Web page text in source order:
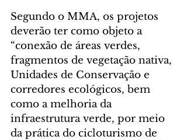
Segundo o MMA, os projetos
deverão ter como objeto a
“conexão de áreas verdes,
fragmentos de vegetação nativa,
Unidades de Conservação e
corredores ecológicos, bem
como a melhoria da
infraestrutura verde, por meio
da prática do cicloturismo de